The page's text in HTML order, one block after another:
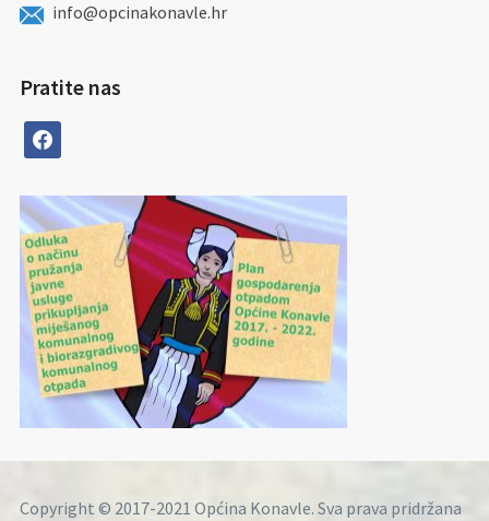
info@opcinakonavle.hr
Pratite nas
facebook
Copyright © 2017-2021 Općina Konavle. Sva prava pridržana